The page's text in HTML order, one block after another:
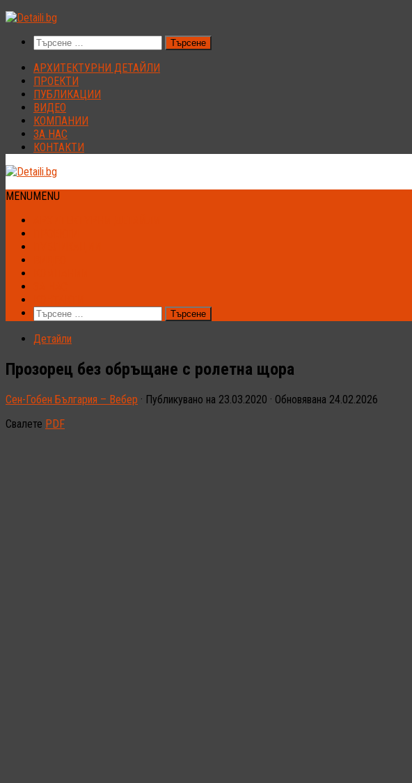
Към
Търсене
за:
АРХИТЕКТУРНИ ДЕТАЙЛИ
ПРОЕКТИ
ПУБЛИКАЦИИ
ВИДЕО
КОМПАНИИ
ЗА НАС
КОНТАКТИ
MENUMENU
Търсене
за:
Детайли
Прозорец без обръщане с ролетна щора
Сен-Гобен България – Вебер · Публикувано на 23.03.2020 · Обновявана 24.02.2026
Свалете PDF